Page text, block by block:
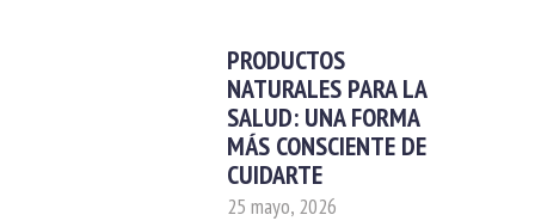
PRODUCTOS
NATURALES PARA LA
SALUD: UNA FORMA
MÁS CONSCIENTE DE
CUIDARTE
25 mayo, 2026